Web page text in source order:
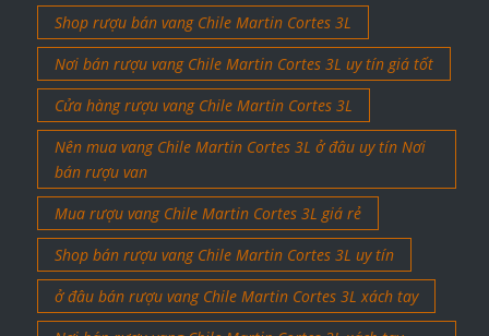
Shop rượu bán vang Chile Martin Cortes 3L
Nơi bán rượu vang Chile Martin Cortes 3L uy tín giá tốt
Cửa hàng rượu vang Chile Martin Cortes 3L
Nên mua vang Chile Martin Cortes 3L ở đâu uy tín Nơi
bán rượu van
Mua rượu vang Chile Martin Cortes 3L giá rẻ
Shop bán rượu vang Chile Martin Cortes 3L uy tín
ở đâu bán rượu vang Chile Martin Cortes 3L xách tay